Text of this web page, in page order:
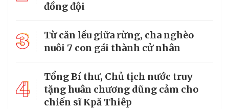
đồng đội
3
Từ căn lều giữa rừng, cha nghèo
nuôi 7 con gái thành cử nhân
4
Tổng Bí thư, Chủ tịch nước truy
tặng huân chương dũng cảm cho
chiến sĩ Kpă Thiêp